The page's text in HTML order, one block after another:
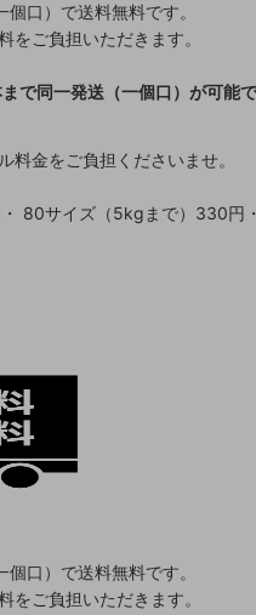
口）で送料無料です。
をご負担いただきます。
で同一発送（一個口）が可能
料金をご負担くださいませ。
・ 80サイズ（5kgまで）330
口）で送料無料です。
をご負担いただきます。